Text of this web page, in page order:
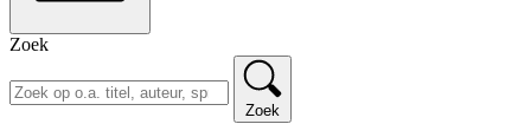
Zoek
Zoek